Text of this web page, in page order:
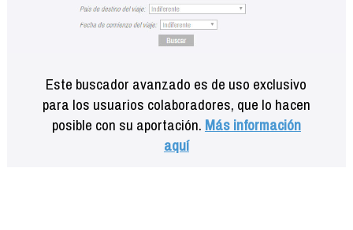
Este buscador avanzado es de uso exclusivo
para los usuarios colaboradores, que lo hacen
posible con su aportación. Más información
aquí